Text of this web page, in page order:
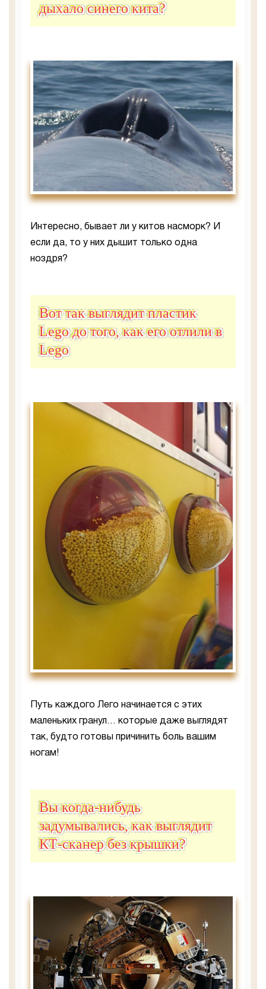
дыхало синего кита?
Интересно, бывает ли у китов насморк? И
если да, то у них дышит только одна
ноздря?
Вот так выглядит пластик
Lego до того, как его отлили в
Lego
Путь каждого Лего начинается с этих
маленьких гранул… которые даже выглядят
так, будто готовы причинить боль вашим
ногам!
Вы когда-нибудь
задумывались, как выглядит
КТ-сканер без крышки?